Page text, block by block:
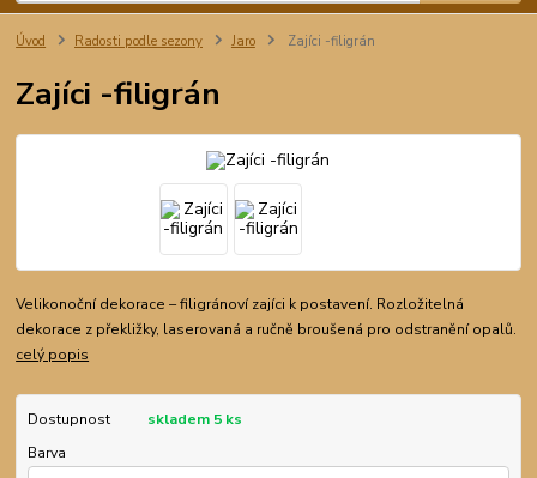
Úvod Radosti podle sezony Jaro Zajíci -filigrán
Zajíci -filigrán
Velikonoční dekorace – filigránoví zajíci k postavení. Rozložitelná
dekorace z překližky, laserovaná a ručně broušená pro odstranění opalů.
celý popis
Dostupnost
skladem 5 ks
Barva